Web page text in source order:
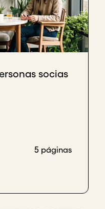
socias
5 páginas